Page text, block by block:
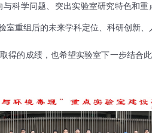
科学问题、突出实验室研究特色和
重组后的未来学科定位、科研创新、
得的成绩，也希望实验室下一步结合